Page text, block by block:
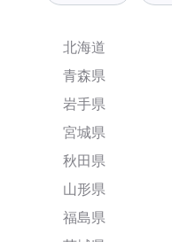
北海道
青森県
岩手県
宮城県
秋田県
山形県
福島県